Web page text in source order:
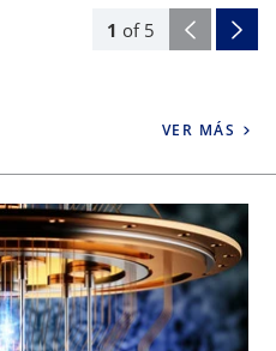
1 of 5
VER MÁS